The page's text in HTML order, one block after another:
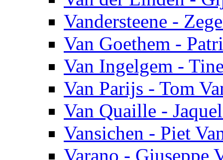
Vandersteene -
Van Goethem -
Van Ingelgem -
Van Parijs - Tom
Van Quaille -
Vansichen - Piet
Varano - Giuseppe